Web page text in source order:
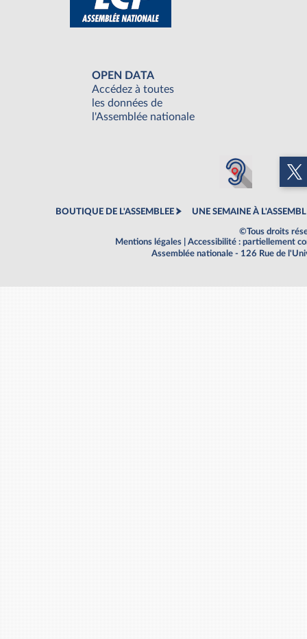
OPEN DATA
Accédez à toutes
les données de
l'Assemblée nationale
BOUTIQUE DE L'ASSEMBLEE UNE SEMAINE À
©Tous droits
Mentions légales
Accessibilité : partiellement
Assemblée nationale - 126 Rue de